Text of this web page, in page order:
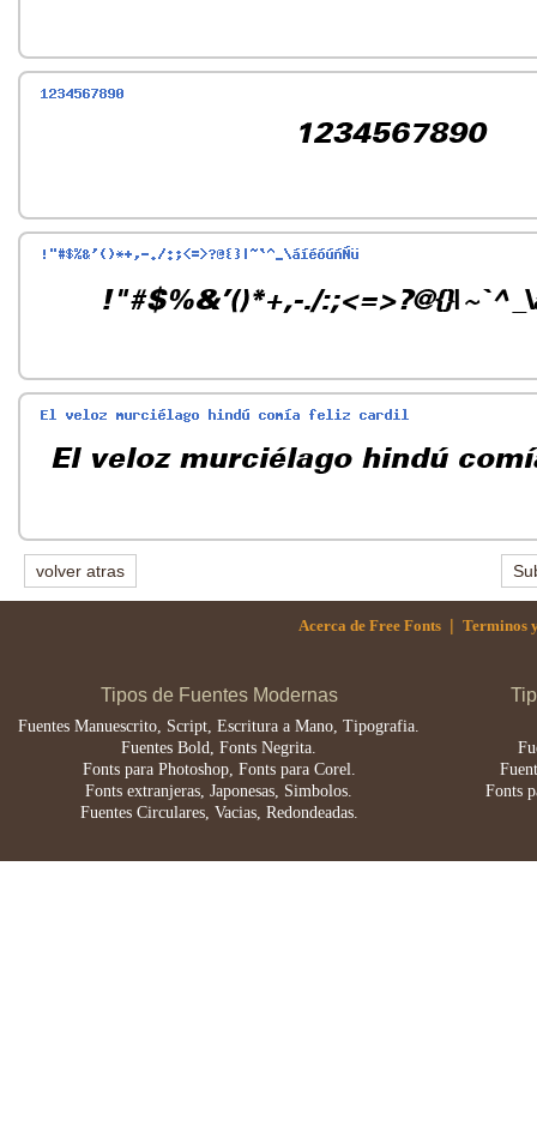
volver atras
Acerca de Free Fonts | Terminos
Tipos de Fuentes Modernas
Fuentes Manuescrito, Script, Escritura a Mano, Tipografia.
Fuentes Bold, Fonts Negrita.
Fonts para Photoshop, Fonts para Corel.
Fonts extranjeras, Japonesas, Simbolos.
Fuentes Circulares, Vacias, Redondeadas.
Fonts